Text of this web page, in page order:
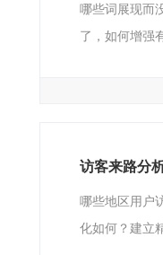
哪些词展现而
了，如何增强
访客来路分
哪些地区用户
化如何？建立